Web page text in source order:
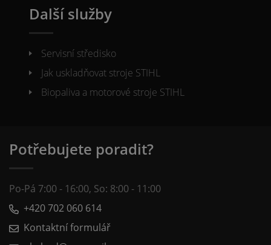
Další služby
Servisní středisko
Jak uskladňovat stroje STIHL
Biopaliva a motorové stroje STIHL
Potřebujete poradit?
Po-Pá 7:00 - 16:00, So: 8:00 - 11:00
+420 702 060 614
Kontaktní formulář